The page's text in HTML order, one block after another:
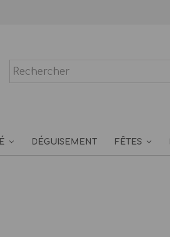
DÉGUISEMENT FÊTES